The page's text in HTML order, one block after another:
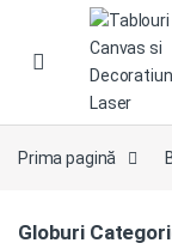
Prima pagină
Globuri